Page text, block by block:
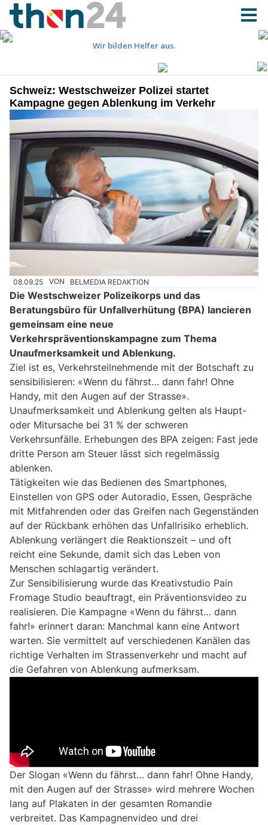
Schweiz: Westschweizer Polizei startet
Kampagne gegen Ablenkung im Verkehr
08.09.25 VON BELMEDIA REDAKTION
Die Westschweizer Polizeikorps und das
Beratungsbüro für Unfallverhütung (BPA) lancieren
gemeinsam eine neue
Verkehrspräventionskampagne zum Thema
Unaufmerksamkeit und Ablenkung.
Ziel ist es, Verkehrsteilnehmende mit der Botschaft zu
sensibilisieren: «Wenn du fährst… dann fahr! Ohne
Handy, mit den Augen auf der Strasse».
Unaufmerksamkeit und Ablenkung gelten als Haupt-
oder Mitursache bei 31 % der schweren
Verkehrsunfälle. Erhebungen des BPA zeigen: Fast jede
dritte Person am Steuer lässt sich regelmässig
ablenken.
Tätigkeiten wie das Bedienen des Smartphones,
Einstellen von GPS oder Autoradio, Essen, Gespräche
mit Mitfahrenden oder das Greifen nach Gegenständen
auf der Rückbank erhöhen das Unfallrisiko erheblich.
Ablenkung verlängert die Reaktionszeit – und oft
reicht eine Sekunde, damit sich das Leben von
Menschen schlagartig verändert.
Zur Sensibilisierung wurde das Kreativstudio Pain
Fromage Studio beauftragt, ein Präventionsvideo zu
realisieren. Die Kampagne «Wenn du fährst… dann
fahr!» erinnert daran: Manchmal kann eine Antwort
warten. Sie vermittelt auf verschiedenen Kanälen das
richtige Verhalten im Strassenverkehr und macht auf
die Gefahren von Ablenkung aufmerksam.
Der Slogan «Wenn du fährst… dann fahr! Ohne Handy,
mit den Augen auf der Strasse» wird mehrere Wochen
lang auf Plakaten in der gesamten Romandie
verbreitet. Das Kampagnenvideo und drei